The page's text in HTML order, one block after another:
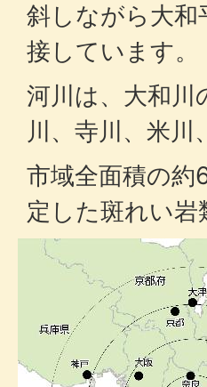
斜しながら大和
接しています。
河川は、大和川
川、寺川、米
市域全面積の約
定した斑れい